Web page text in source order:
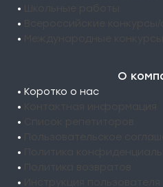
•
•
•
О
• Коротко о нас
•
•
•
•
•
•